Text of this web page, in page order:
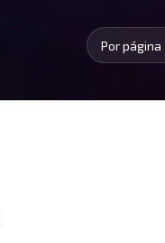
Por página